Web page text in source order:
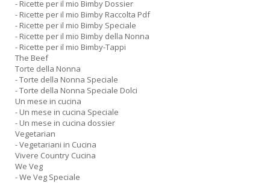
- Ricette per il mio Bimby Dossier
- Ricette per il mio Bimby Raccolta Pdf
- Ricette per il mio Bimby Speciale
- Ricette per il mio Bimby della Nonna
- Ricette per il mio Bimby-Tappi
The Beef
Torte della Nonna
- Torte della Nonna Speciale
- Torte della Nonna Speciale Dolci
Un mese in cucina
- Un mese in cucina Speciale
- Un mese in cucina dossier
Vegetarian
- Vegetariani in Cucina
Vivere Country Cucina
We Veg
- We Veg Speciale